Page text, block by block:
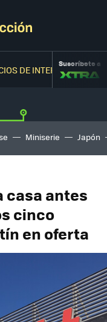
DE INTERNETSuscríbete a
Miniserie Japón
casa antes
cinco
en oferta